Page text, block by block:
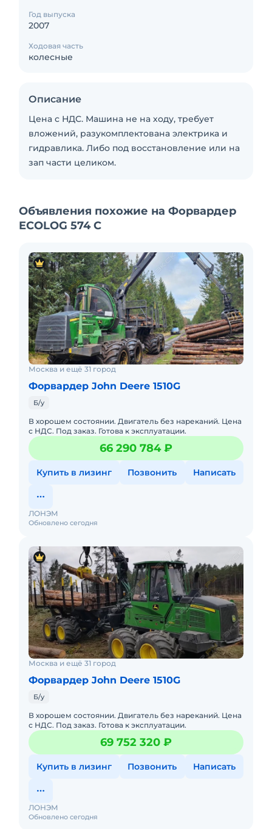
Год выпуска
2007
Ходовая часть
колесные
Описание
Цена с НДС. Машина не на ходу, требует
вложений, разукомплектована электрика и
гидравлика. Либо под восстановление или на
зап части целиком.
Объявления похожие на Форвардер
ECOLOG 574 C
Москва и ещё 31 город
Форвардер John Deere 1510G
Б/у
В хорошем состоянии. Двигатель без нареканий. Цена
с НДС. Под заказ. Готова к эксплуатации.
66 290 784 ₽
Купить в лизинг Позвонить Написать
Обновлено сегодня
ЛОНЭМ
Москва и ещё 31 город
Форвардер John Deere 1510G
Б/у
В хорошем состоянии. Двигатель без нареканий. Цена
с НДС. Под заказ. Готова к эксплуатации.
69 752 320 ₽
Купить в лизинг Позвонить Написать
Обновлено сегодня
ЛОНЭМ